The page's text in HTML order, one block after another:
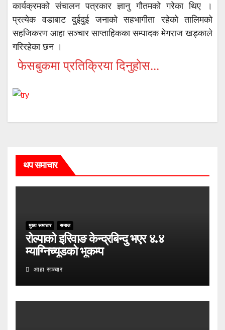
कार्यक्रमको संचालन पत्रकार ज्ञानु गौतमको गरेका थिए ।
प्रत्येक वडाबाट दुईदुई जनाको सहभागीता रहेको तालिमको
सहजिकरण आहा सञ्चार साप्ताहिकका सम्पादक मेगराज खड्काले
गरिरहेका छन ।
फेसबुकमा प्रतिक्रिया दिनुहोस...
थप समाचार
मुख्य समाचार समाज
रोल्पाको इरिवाङ केन्द्रबिन्दु भएर ४.४
म्याग्निच्यूडको भूकम्प
आहा सञ्चार